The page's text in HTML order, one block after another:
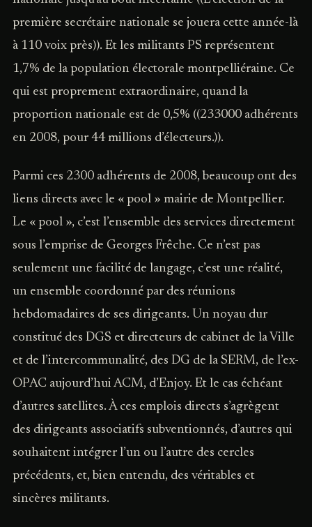
première secrétaire nationale se jouera cette année-là
à 110 voix près)). Et les militants PS représentent
1,7% de la population électorale montpelliéraine. Ce
qui est proprement extraordinaire, quand la
proportion nationale est de 0,5% ((233000 adhérents
en 2008, pour 44 millions d’électeurs.)).
Parmi ces 2300 adhérents de 2008, beaucoup ont des
liens directs avec le « pool » mairie de Montpellier.
Le « pool », c’est l’ensemble des services directement
sous l’emprise de Georges Frêche. Ce n’est pas
seulement une facilité de langage, c’est une réalité,
un ensemble coordonné par des réunions
hebdomadaires de ses dirigeants. Un noyau dur
constitué des DGS et directeurs de cabinet de la Ville
et de l’intercommunalité, des DG de la SERM, de l’ex-
OPAC aujourd’hui ACM, d’Enjoy. Et le cas échéant
d’autres satellites. À ces emplois directs s’agrègent
des dirigeants associatifs subventionnés, d’autres qui
souhaitent intégrer l’un ou l’autre des cercles
précédents, et, bien entendu, des véritables et
sincères militants.